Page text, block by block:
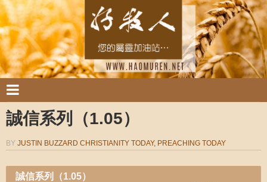
誠信系列（1.05）
BY JUSTIN BUZZARD CHRISTIANITY TODAY, PREACHING TODAY
誠信系列（1.05）